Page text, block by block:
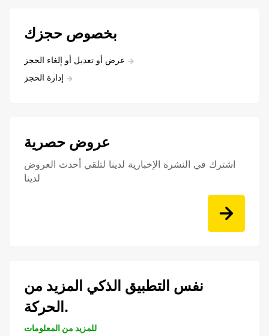
بخصوص حجزك
عرض أو تعديل أو إلغاء الحجز
إدارة الحجز
عروض حصرية
اشترك في النشرة الإخبارية لدينا لتلقي أحدث العروض
لدينا
نفس التطبيق الذكي المزيد من
الحركة.
للمزيد من المعلومات